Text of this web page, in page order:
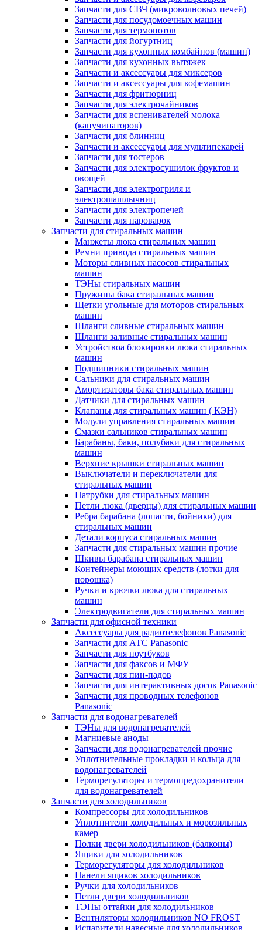
Запчасти для СВЧ (микроволновых печей)
Запчасти для посудомоечных машин
Запчасти для термопотов
Запчасти для йогуртниц
Запчасти для кухонных комбайнов (машин)
Запчасти для кухонных вытяжек
Запчасти и аксессуары для миксеров
Запчасти и аксессуары для кофемашин
Запчасти для фритюрниц
Запчасти для электрочайников
Запчасти для вспенивателей молока
(капучинаторов)
Запчасти для блинниц
Запчасти и аксессуары для мультипекарей
Запчасти для тостеров
Запчасти для электросушилок фруктов и
овощей
Запчасти для электрогриля и
электрошашлычниц
Запчасти для электропечей
Запчасти для пароварок
Запчасти для стиральных машин
Манжеты люка стиральных машин
Ремни привода стиральных машин
Моторы сливных насосов стиральных
машин
ТЭНы стиральных машин
Пружины бака стиральных машин
Щетки угольные для моторов стиральных
машин
Шланги сливные стиральных машин
Шланги заливные стиральных машин
Устройствоа блокировки люка стиральных
машин
Подшипники стиральных машин
Сальники для стиральных машин
Амортизаторы бака стиральных машин
Датчики для стиральных машин
Клапаны для стиральных машин ( КЭН)
Модули управления стиральных машин
Смазки сальников стиральных машин
Барабаны, баки, полубаки для стиральных
машин
Верхние крышки стиральных машин
Выключатели и переключатели для
стиральных машин
Патрубки для стиральных машин
Петли люка (дверцы) для стиральных машин
Ребра барабана (лопасти, бойники) для
стиральных машин
Детали корпуса стиральных машин
Запчасти для стиральных машин прочие
Шкивы барабана стиральных машин
Контейнеры моющих средств (лотки для
порошка)
Ручки и крючки люка для стиральных
машин
Электродвигатели для стиральных машин
Запчасти для офисной техники
Аксессуары для радиотелефонов Panasonic
Запчасти для АТС Panasonic
Запчасти для ноутбуков
Запчасти для факсов и МФУ
Запчасти для пин-падов
Запчасти для интерактивных досок Panasonic
Запчасти для проводных телефонов
Panasonic
Запчасти для водонагревателей
ТЭНы для водонагревателей
Магниевые аноды
Запчасти для водонагревателей прочие
Уплотнительные прокладки и кольца для
водонагревателей
Терморегуляторы и термопредохранители
для водонагревателей
Запчасти для холодильников
Компрессоры для холодильников
Уплотнители холодильных и морозильных
камер
Полки двери холодильников (балконы)
Ящики для холодильников
Терморегуляторы для холодильников
Панели ящиков холодильников
Ручки для холодильников
Петли двери холодильников
ТЭНы оттайки для холодильников
Вентиляторы холодильников NO FROST
Испарители навесные для холодильников